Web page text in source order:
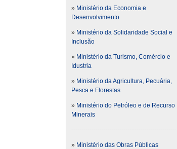
» Ministério da Economia e
Desenvolvimento
» Ministério da Solidaridade Social e
Inclusão
» Ministério da Turismo, Comércio e
Idustria
» Ministério da Agricultura, Pecuária,
Pesca e Florestas
» Ministério do Petróleo e de Recurso
Minerais
----------------------------------------------------
» Ministério das Obras Públicas